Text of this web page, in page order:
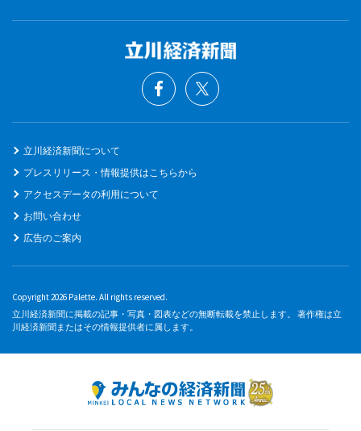
立川経済新聞について
プレスリリース・情報提供はこちらから
アクセスデータの利用について
お問い合わせ
広告のご案内
Copyright 2026 Palette. All rights reserved.
立川経済新聞に掲載の記事・写真・図表などの無断転載を禁止します。 著作権は立
川経済新聞またはその情報提供者に属します。